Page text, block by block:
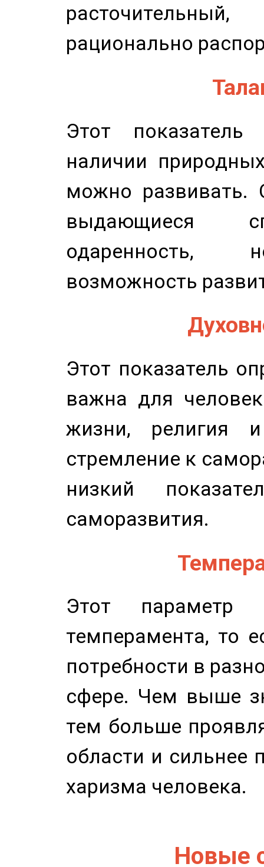
рационально
Этот показатель
наличии
можно развивать.
выдающиеся
одаренность,
возможность
Этот показатель
важна для
жизни, религия
стремление к
низкий
саморазвития.
Этот параметр
темперамента, то
потребности в
сфере. Чем выше
тем больше
области и сильнее
харизма человека.
Новые